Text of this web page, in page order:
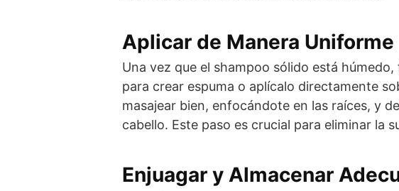
Aplicar de Manera Uniforme
Una vez que el shampoo sólido está
para crear espuma o aplícalo directamente
masajear bien, enfocándote en las raíces, y
cabello. Este paso es crucial para eliminar la
Enjuagar y Almacenar